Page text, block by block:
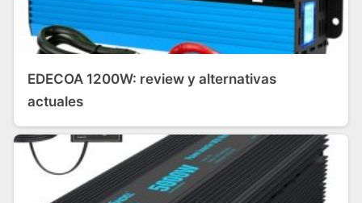
EDECOA 1200W: review y alternativas
actuales